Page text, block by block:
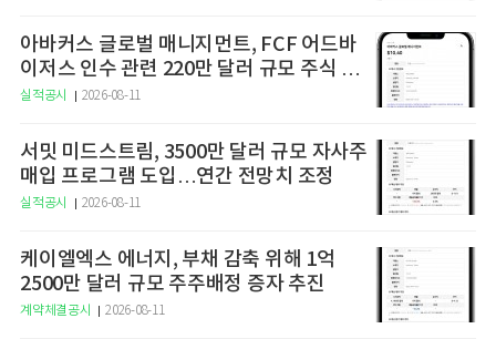
아바커스 글로벌 매니지먼트, FCF 어드바
이저스 인수 관련 220만 달러 규모 주식 발
행 결제
실적공시 2026-08-11
서밋 미드스트림, 3500만 달러 규모 자사주
매입 프로그램 도입…연간 전망치 조정
실적공시 2026-08-11
케이엘엑스 에너지, 부채 감축 위해 1억
2500만 달러 규모 주주배정 증자 추진
계약체결공시 2026-08-11